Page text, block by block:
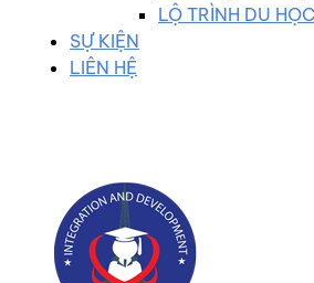
LỘ TRÌNH DU
SỰ KIỆN
LIÊN HỆ